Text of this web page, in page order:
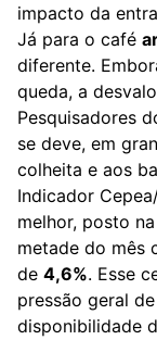
impacto da
Já para o café
diferente.
queda, a
Pesquisadores
se deve, em
colheita e aos
Indicador
melhor, posto
metade do mês
de 4,6%. Esse
pressão geral
disponibilidade